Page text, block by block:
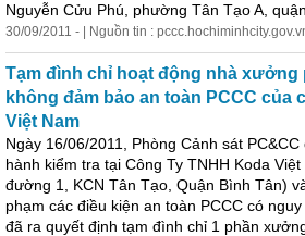
Nguyễn Cửu Phú, phường Tân Tạo A,
30/09/2011 - | Nguồn tin :
Tạm đình chỉ hoạt động nhà xưởng
không đảm bảo an toàn PCCC của
Việt Nam
Ngày 16/06/2011, Phòng Cảnh sát
hành kiểm tra tại Công Ty TNHH Koda Việt
đường 1, KCN Tân Tạo, Quận Bình Tân)
phạm các điều kiện an toàn PCCC có
đã ra quyết định tạm đình chỉ 1 phần xưởng